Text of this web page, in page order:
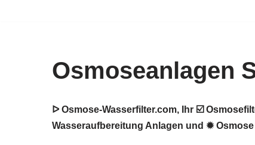
Osmoseanlagen
ᐅ Osmose-Wasserfilter.com, Ihr ☑️
Wasseraufbereitung Anlagen und ✹